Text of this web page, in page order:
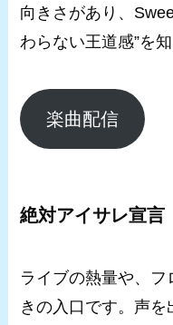
向きさがあり、
わらない王道感”を
楽曲配信
絶対アイサレ宣言
ライブの熱量や、フ
きの入口です。声を